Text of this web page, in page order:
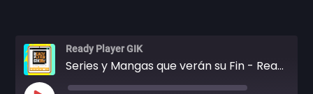
Ready Player GIK
Series y Mangas que verán su Fin - Ready Player GIK Podcast T5. Ep 23 - 142